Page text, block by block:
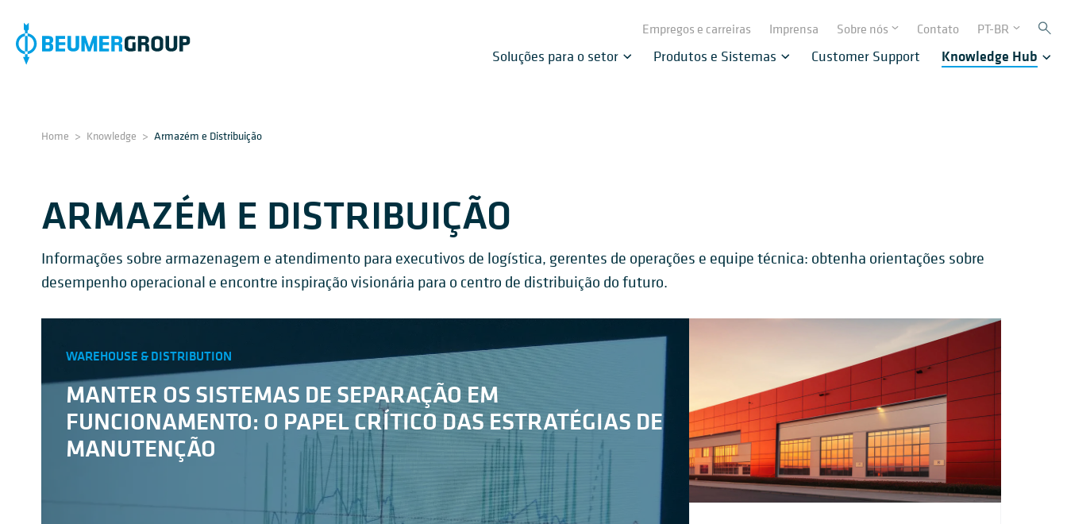
Empregos e carreiras Imprensa Sobre nós Contato PT-BR
Soluções para o setor Produtos e Sistemas Customer Support Knowledge Hub
Home > Knowledge > Armazém e Distribuição
ARMAZÉM E DISTRIBUIÇÃO
Informações sobre armazenagem e atendimento para executivos de logística, gerentes de operações e equipe técnica: obtenha orientações sobre
desempenho operacional e encontre inspiração visionária para o centro de distribuição do futuro.
WAREHOUSE & DISTRIBUTION
MANTER OS SISTEMAS DE SEPARAÇÃO EM
FUNCIONAMENTO: O PAPEL CRÍTICO DAS ESTRATÉGIAS DE
MANUTENÇÃO